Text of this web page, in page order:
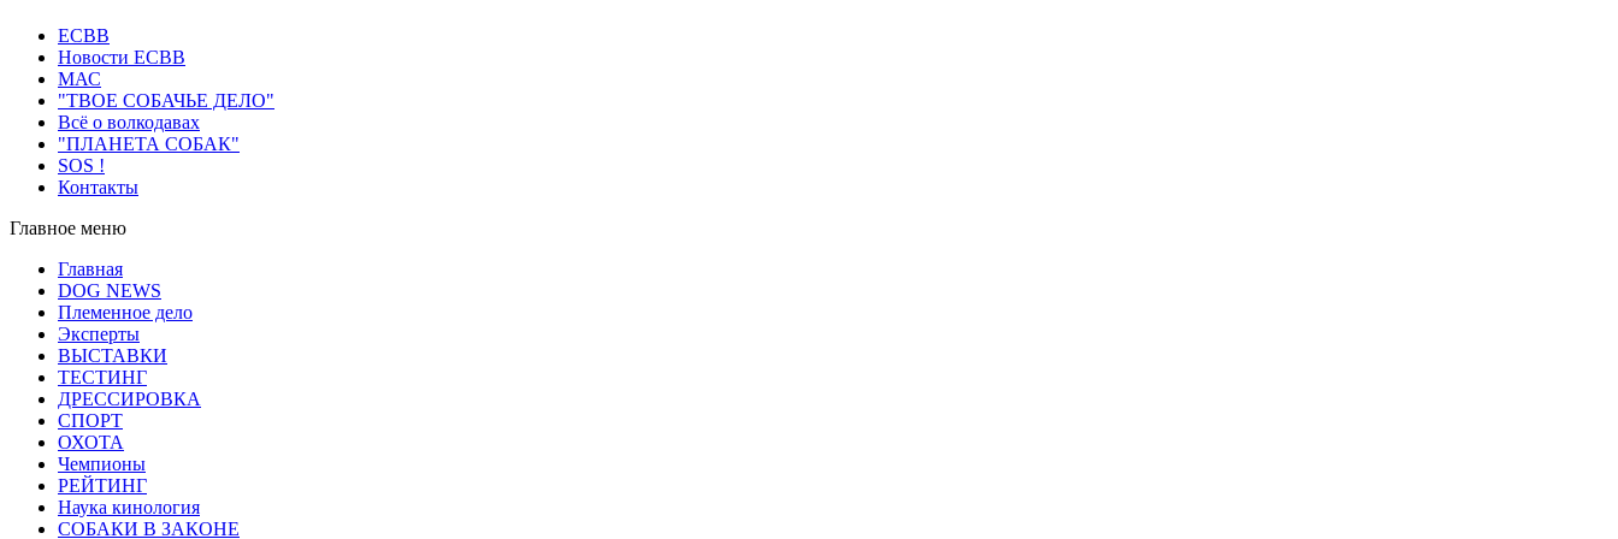
ECВB
Новости ЕСВВ
МАС
"ТВОЕ СОБАЧЬЕ ДЕЛО"
Всё о волкодавах
"ПЛАНЕТА СОБАК"
SOS !
Контакты
Главное меню
Главная
DOG NEWS
Племенное дело
Эксперты
ВЫСТАВКИ
ТЕСТИНГ
ДРЕССИРОВКА
СПОРТ
ОХОТА
Чемпионы
РЕЙТИНГ
Наука кинология
СОБАКИ В ЗАКОНЕ